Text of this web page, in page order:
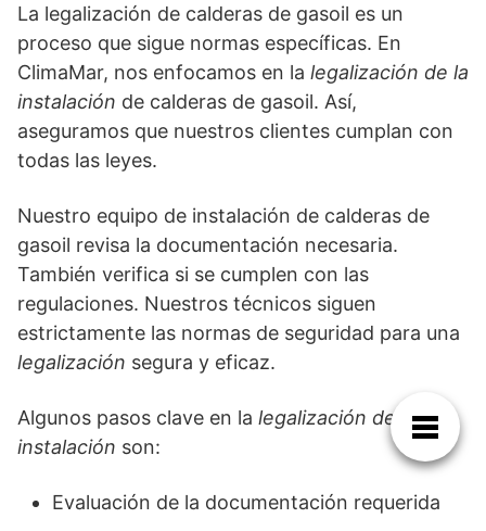
La legalización de calderas de gasoil es un
proceso que sigue normas específicas. En
ClimaMar, nos enfocamos en la legalización de la
instalación de calderas de gasoil. Así,
aseguramos que nuestros clientes cumplan con
todas las leyes.
Nuestro equipo de instalación de calderas de
gasoil revisa la documentación necesaria.
También verifica si se cumplen con las
regulaciones. Nuestros técnicos siguen
estrictamente las normas de seguridad para una
legalización segura y eficaz.
Algunos pasos clave en la legalización de la
instalación son:
Evaluación de la documentación requerida